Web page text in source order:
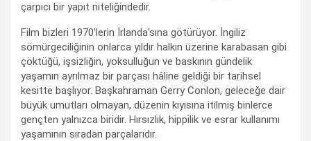
çarpıcı bir yapıt niteliğindedir.
Film bizleri 1970'lerin İrlanda'sına götürüyor. İngiliz
sömürgeciliğinin onlarca yıldır halkın üzerine karabasan gibi
çöktüğü, işsizliğin, yoksulluğun ve baskının gündelik
yaşamın ayrılmaz bir parçası hâline geldiği bir tarihsel
kesitte başlıyor. Başkahraman Gerry Conlon, geleceğe dair
büyük umutları olmayan, düzenin kıyısına itilmiş binlerce
gençten yalnızca biridir. Hırsızlık, hippilik ve esrar kullanımı
yaşamının sıradan parçalarıdır.